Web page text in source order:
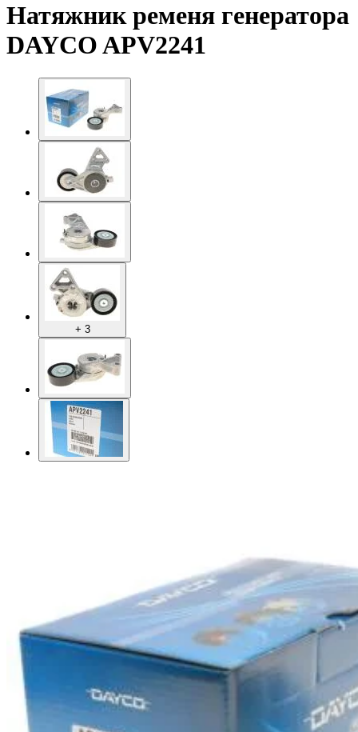
Натяжник ременя генератора
DAYCO APV2241
+ 3